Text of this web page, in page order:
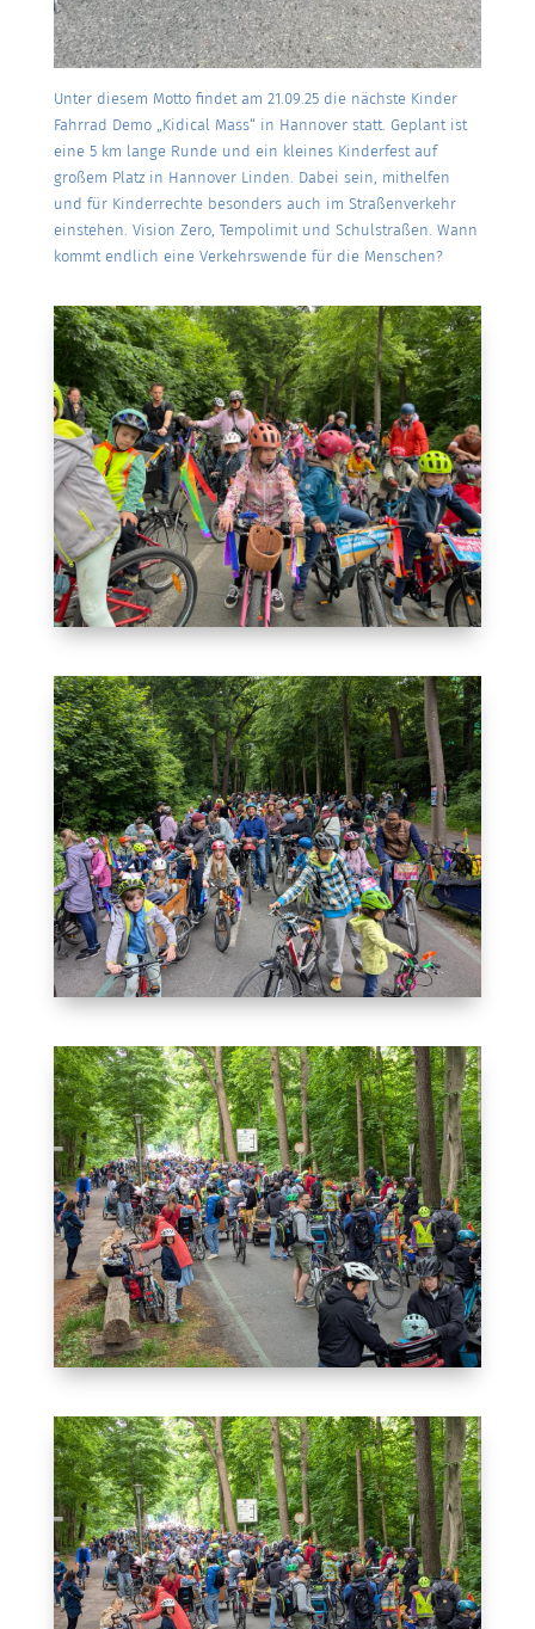
Unter diesem Motto findet am 21.09.25 die nächste Kinder
Fahrrad Demo „Kidical Mass“ in Hannover statt. Geplant ist
eine 5 km lange Runde und ein kleines Kinderfest auf
großem Platz in Hannover Linden. Dabei sein, mithelfen
und für Kinderrechte besonders auch im Straßenverkehr
einstehen. Vision Zero, Tempolimit und Schulstraßen. Wann
kommt endlich eine Verkehrswende für die Menschen?